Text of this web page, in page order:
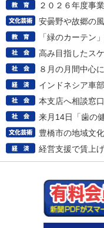
２０２６年度事
安曇野や故郷の
「緑のカーテン
高み目指したス
８月の月間中心
インドネシア車
本支店へ相談窓口
来月14日「歯の
豊橋市の地域文
経営支援で賃上